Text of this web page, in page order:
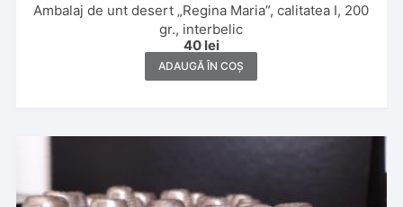
Ambalaj de unt desert „Regina Maria”, calitatea I, 200
gr., interbelic
40 lei
ADAUGĂ ÎN COȘ